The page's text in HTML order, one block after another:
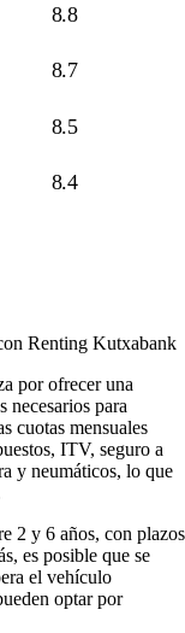
8.8
8.7
8.5
8.4
Renting Kutxabank
por ofrecer una
necesarios para
cuotas mensuales
ITV, seguro a
y neumáticos, lo que
2 y 6 años, con plazos
es posible que se
el vehículo
optar por